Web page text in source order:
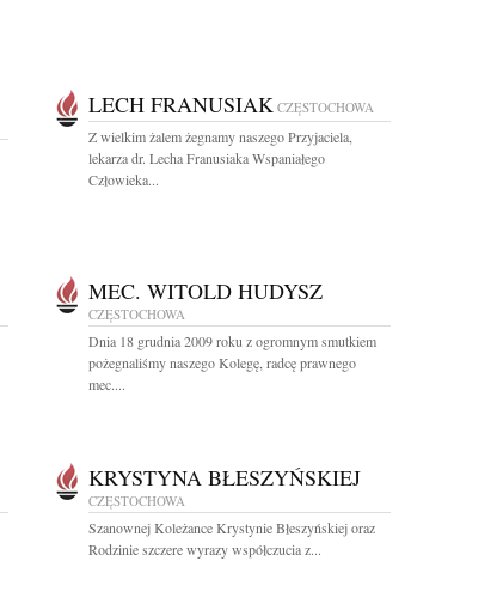
LECH FRANUSIAK CZĘSTOCHOWA
Z wielkim żalem żegnamy naszego Przyjaciela,
lekarza dr. Lecha Franusiaka Wspaniałego
Człowieka...
MEC. WITOLD HUDYSZ
CZĘSTOCHOWA
Dnia 18 grudnia 2009 roku z ogromnym smutkiem
pożegnaliśmy naszego Kolegę, radcę prawnego
mec....
KRYSTYNA BŁESZYŃSKIEJ
CZĘSTOCHOWA
Szanownej Koleżance Krystynie Błeszyńskiej oraz
Rodzinie szczere wyrazy współczucia z...